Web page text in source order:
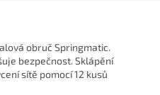
obruč Springmatic.
bezpečnost. Sklápění
sítě pomocí 12 kusů